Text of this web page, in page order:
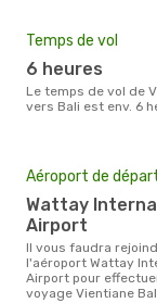
Temps de vol
6 heures
Le temps de vol de Vientiane
vers Bali est env. 6
Aéroport de
Wattay International
Airport
Il vous faudra rejoindre
l'aéroport Wattay
Airport pour
voyage Vientiane